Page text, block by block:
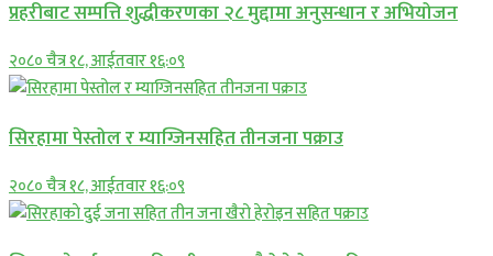
प्रहरीबाट सम्पत्ति शुद्धीकरणका २८ मुद्दामा अनुसन्धान र अभियोजन
२०८० चैत्र १८, आईतवार १६:०९
सिरहामा पेस्तोल र म्याग्जिनसहित तीनजना पक्राउ
२०८० चैत्र १८, आईतवार १६:०९